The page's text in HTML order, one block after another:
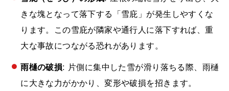
きな塊となって落下する「雪庇」が発生しやすくな
ります。この雪庇が隣家や通行人に落下すれば、重
大な事故につながる恐れがあります。
雨樋の破損: 片側に集中した雪が滑り落ちる際、雨樋
に大きな力がかかり、変形や破損を招きます。